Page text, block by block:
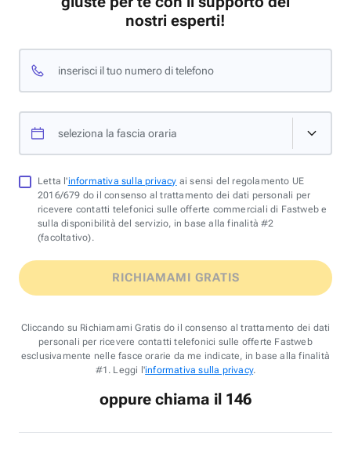
nostri esperti!
inserisci il tuo numero di telefono
seleziona la fascia oraria
Letta l'informativa sulla privacy ai sensi del regolamento UE
2016/679 do il consenso al trattamento dei dati personali per
ricevere contatti telefonici sulle offerte commerciali di Fastweb e
sulla disponibilità del servizio, in base alla finalità #2
(facoltativo).
RICHIAMAMI GRATIS
Cliccando su Richiamami Gratis do il consenso al trattamento dei dati
personali per ricevere contatti telefonici sulle offerte Fastweb
esclusivamente nelle fasce orarie da me indicate, in base alla finalità
#1. Leggi l'informativa sulla privacy.
oppure chiama il 146